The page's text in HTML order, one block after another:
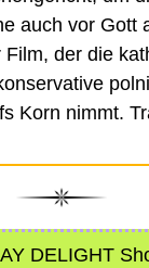
auch vor Gott
Film, der die
Korn nimmt.
DELIGHT